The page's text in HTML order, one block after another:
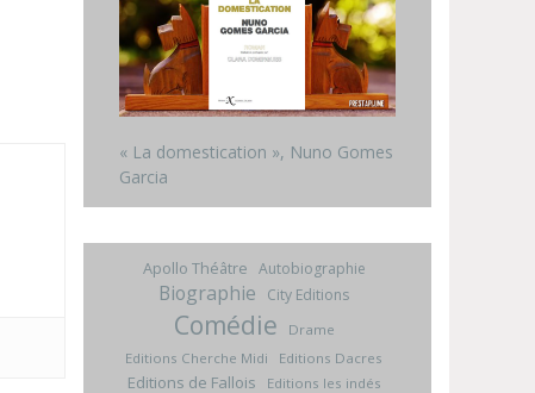
« La domestication », Nuno Gomes
Garcia
Apollo Théâtre Autobiographie
Biographie City Editions
Comédie
Drame
Editions Cherche Midi
Editions Dacres
Editions de Fallois Editions les indés